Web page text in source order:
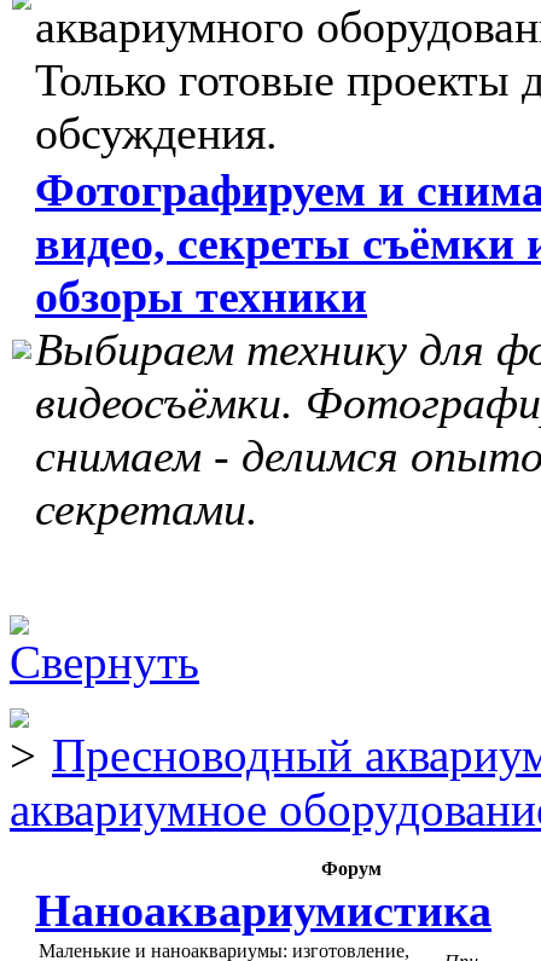
аквариумного
Только готовые проекты
обсуждения.
Фотографируем и
видео, секреты съёмки
обзоры техники
Выбираем технику для
видеосъёмки.
снимаем - делимся
секретами.
Пресноводный
аквариумное
Форум
Наноаквариумистика
Маленькие и наноаквариумы: изготовление,